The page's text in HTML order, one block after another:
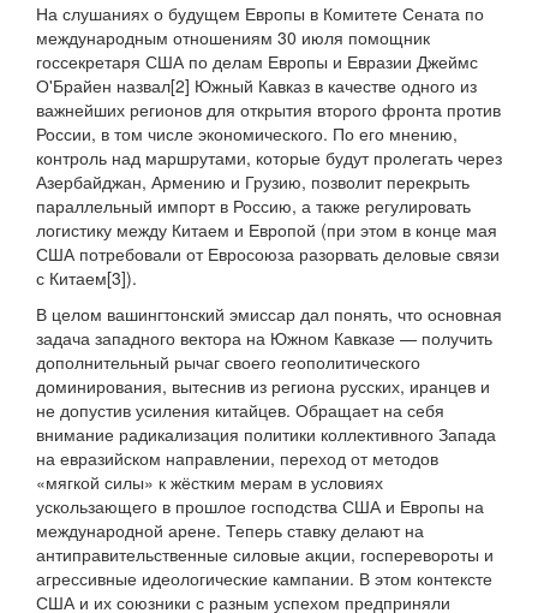
На слушаниях о будущем Европы в Комитете Сената по
международным отношениям 30 июля помощник
госсекретаря США по делам Европы и Евразии Джеймс
О'Брайен назвал[2] Южный Кавказ в качестве одного из
важнейших регионов для открытия второго фронта против
России, в том числе экономического. По его мнению,
контроль над маршрутами, которые будут пролегать через
Азербайджан, Армению и Грузию, позволит перекрыть
параллельный импорт в Россию, а также регулировать
логистику между Китаем и Европой (при этом в конце мая
США потребовали от Евросоюза разорвать деловые связи
с Китаем[3]).
В целом вашингтонский эмиссар дал понять, что основная
задача западного вектора на Южном Кавказе — получить
дополнительный рычаг своего геополитического
доминирования, вытеснив из региона русских, иранцев и
не допустив усиления китайцев. Обращает на себя
внимание радикализация политики коллективного Запада
на евразийском направлении, переход от методов
«мягкой силы» к жёстким мерам в условиях
ускользающего в прошлое господства США и Европы на
международной арене. Теперь ставку делают на
антиправительственные силовые акции, госперевороты и
агрессивные идеологические кампании. В этом контексте
США и их союзники с разным успехом предприняли